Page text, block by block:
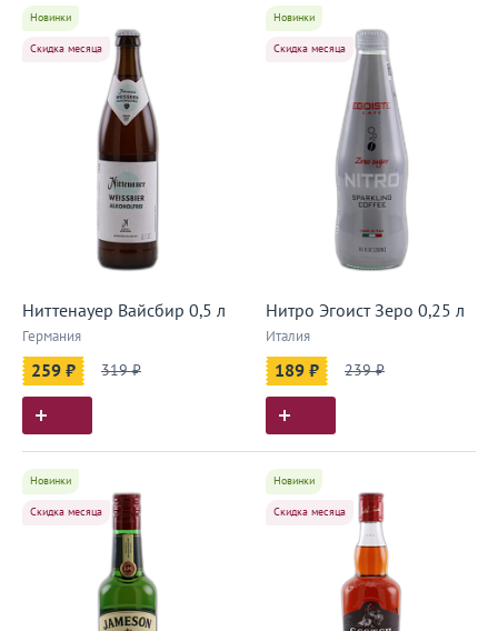
Новинки
Скидка месяца
Ниттенауер Вайсбир 0,5 л
Германия
259 ₽ 319 ₽
Новинки
Скидка месяца
Нитро Эгоист Зеро 0,25 л
Италия
189 ₽ 239 ₽
Новинки
Скидка месяца
Новинки
Скидка месяца